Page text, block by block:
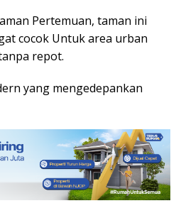
Pertemuan, taman ini
cocok Untuk area urban
repot.
yang mengedepankan